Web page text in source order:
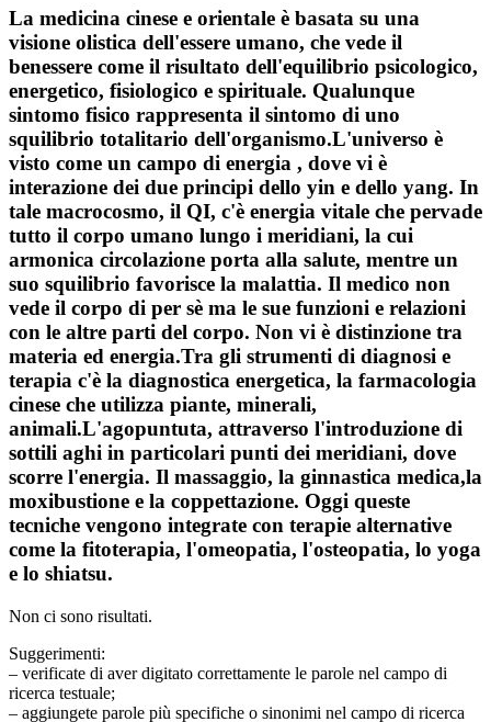
La medicina cinese e orientale è basata su una
visione olistica dell'essere umano, che vede il
benessere come il risultato dell'equilibrio psicologico,
energetico, fisiologico e spirituale. Qualunque
sintomo fisico rappresenta il sintomo di uno
squilibrio totalitario dell'organismo.L'universo è
visto come un campo di energia , dove vi è
interazione dei due principi dello yin e dello yang. In
tale macrocosmo, il QI, c'è energia vitale che pervade
tutto il corpo umano lungo i meridiani, la cui
armonica circolazione porta alla salute, mentre un
suo squilibrio favorisce la malattia. Il medico non
vede il corpo di per sè ma le sue funzioni e relazioni
con le altre parti del corpo. Non vi è distinzione tra
materia ed energia.Tra gli strumenti di diagnosi e
terapia c'è la diagnostica energetica, la farmacologia
cinese che utilizza piante, minerali,
animali.L'agopuntuta, attraverso l'introduzione di
sottili aghi in particolari punti dei meridiani, dove
scorre l'energia. Il massaggio, la ginnastica medica,la
moxibustione e la coppettazione. Oggi queste
tecniche vengono integrate con terapie alternative
come la fitoterapia, l'omeopatia, l'osteopatia, lo yoga
e lo shiatsu.
Non ci sono risultati.
Suggerimenti:
– verificate di aver digitato correttamente le parole nel campo di
ricerca testuale;
– aggiungete parole più specifiche o sinonimi nel campo di ricerca